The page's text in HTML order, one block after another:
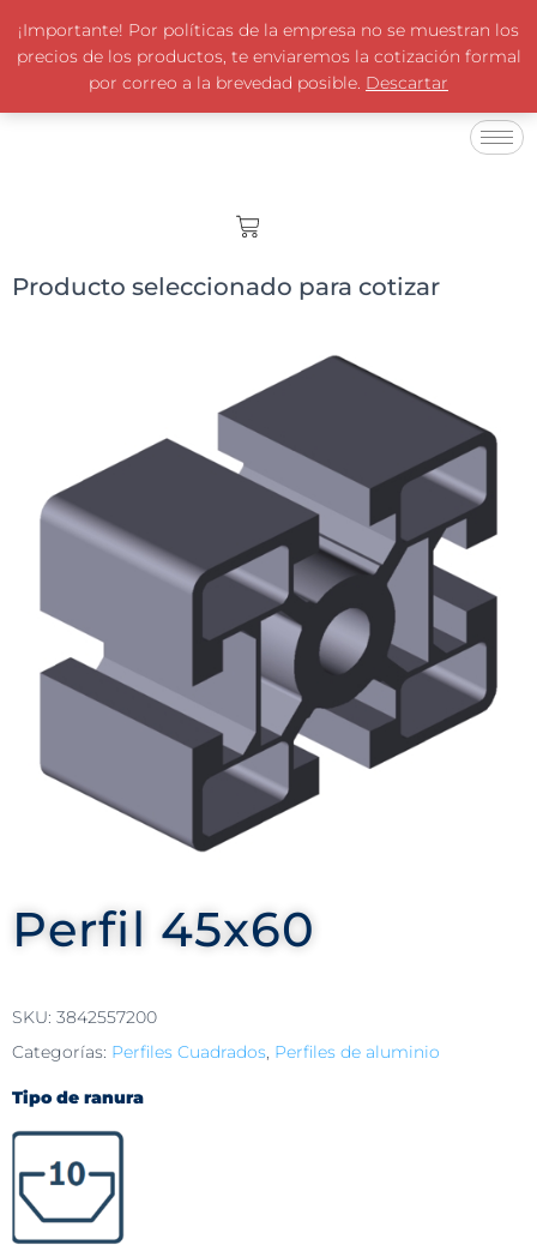
¡Importante! Por políticas de la empresa no se muestran los
precios de los productos, te enviaremos la cotización formal
por correo a la brevedad posible. Descartar
Producto seleccionado para cotizar
Perfil 45x60
SKU: 3842557200
Categorías: Perfiles Cuadrados, Perfiles de aluminio
Tipo de ranura